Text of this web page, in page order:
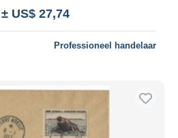
± US$ 27,74
Professioneel handelaar